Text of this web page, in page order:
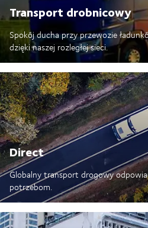
Transport drobnicowy
Spokój ducha przy przewozie
dzięki naszej rozległej sieci.​
Direct
Globalny transport drogowy
potrzebom.